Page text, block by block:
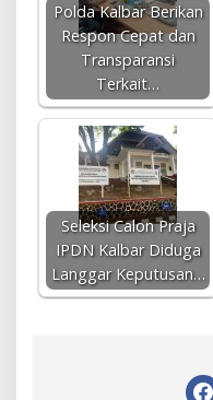
Polda Kalbar Berikan
Respon Cepat dan
Transparansi
Terkait…
Seleksi Calon Praja
IPDN Kalbar Diduga
Langgar Keputusan…